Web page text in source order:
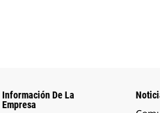
Información De La
Empresa